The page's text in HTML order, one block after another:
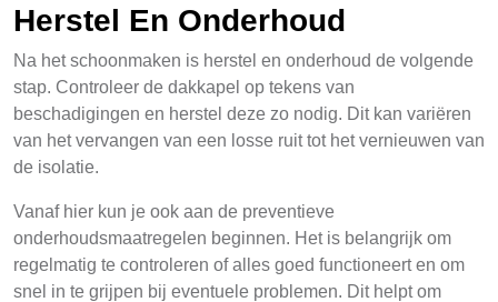
Herstel En Onderhoud
Na het schoonmaken is herstel en onderhoud de volgende
stap. Controleer de dakkapel op tekens van
beschadigingen en herstel deze zo nodig. Dit kan variëren
van het vervangen van een losse ruit tot het vernieuwen van
de isolatie.
Vanaf hier kun je ook aan de preventieve
onderhoudsmaatregelen beginnen. Het is belangrijk om
regelmatig te controleren of alles goed functioneert en om
snel in te grijpen bij eventuele problemen. Dit helpt om